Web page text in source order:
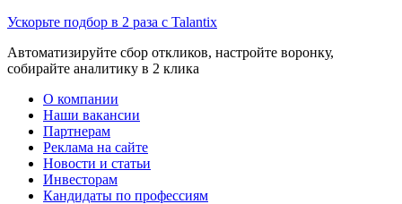
Ускорьте подбор в 2 раза с Talantix
Автоматизируйте сбор откликов, настройте воронку,
собирайте аналитику в 2 клика
О компании
Наши вакансии
Партнерам
Реклама на сайте
Новости и статьи
Инвесторам
Кандидаты по профессиям